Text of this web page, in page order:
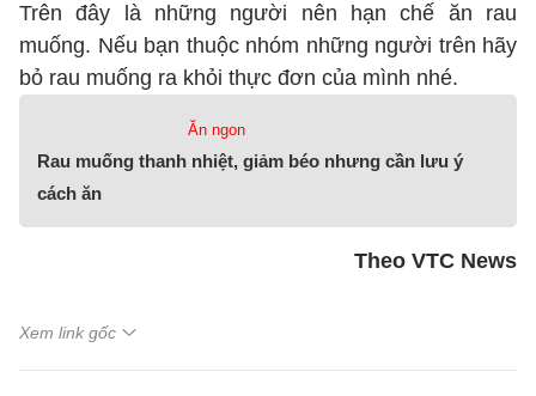
Trên đây là những người nên hạn chế ăn rau
muống. Nếu bạn thuộc nhóm những người trên hãy
bỏ rau muống ra khỏi thực đơn của mình nhé.
Ăn ngon
Rau muống thanh nhiệt, giảm béo nhưng cần lưu ý
cách ăn
Theo VTC News
Xem link gốc